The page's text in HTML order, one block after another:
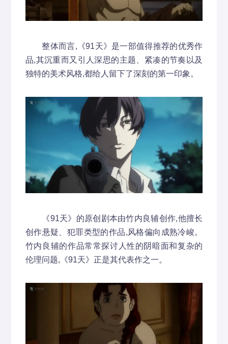
整体而言,《91天》是一部值得推荐的优秀作
品,其沉重而又引人深思的主题、紧凑的节奏以及
独特的美术风格,都给人留下了深刻的第一印象。
《91天》的原创剧本由竹内良辅创作,他擅长
创作悬疑、犯罪类型的作品,风格偏向成熟冷峻。
竹内良辅的作品常常探讨人性的阴暗面和复杂的
伦理问题,《91天》正是其代表作之一。